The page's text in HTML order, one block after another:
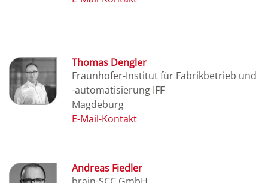
Thomas Dengler
Fraunhofer-Institut für Fabrikbetrieb und
-automatisierung IFF
Magdeburg
Andreas Fiedler